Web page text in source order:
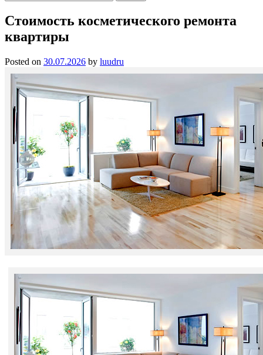
Стоимость косметического ремонта
квартиры
Posted on 30.07.2026 by luudru